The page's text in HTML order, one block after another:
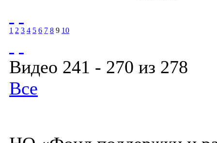
1 2 3 4 5 6 7 8 9 10
Видео 241 - 270 из 278
Все